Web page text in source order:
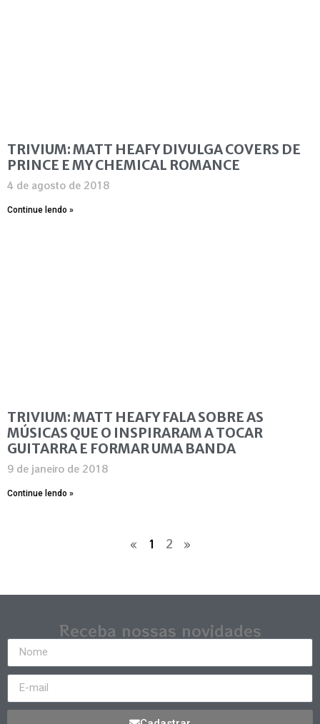
TRIVIUM: MATT HEAFY DIVULGA COVERS DE
PRINCE E MY CHEMICAL ROMANCE
4 de agosto de 2018
Continue lendo »
TRIVIUM: MATT HEAFY FALA SOBRE AS
MÚSICAS QUE O INSPIRARAM A TOCAR
GUITARRA E FORMAR UMA BANDA
9 de janeiro de 2018
Continue lendo »
« 1 2 »
Receba nossas novidades